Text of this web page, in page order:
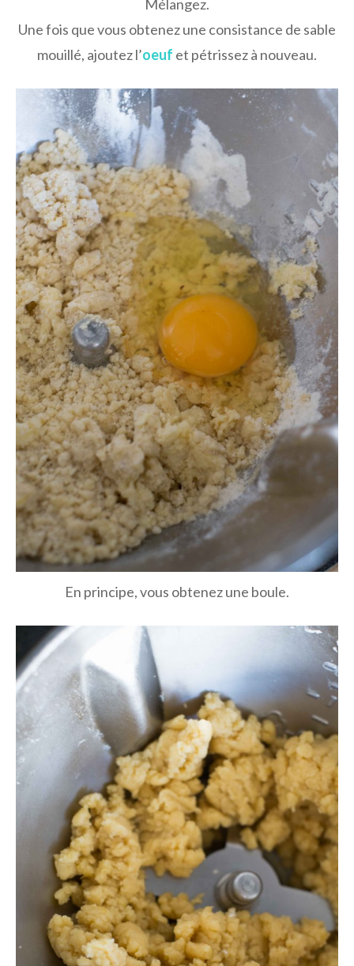
Mélangez.
Une fois que vous obtenez une consistance de sable
mouillé, ajoutez l’oeuf et pétrissez à nouveau.
En principe, vous obtenez une boule.